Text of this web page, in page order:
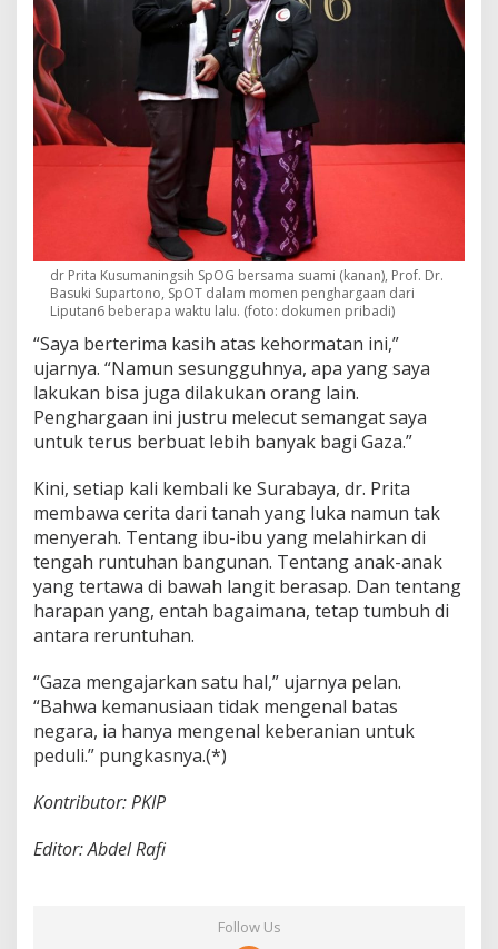
dr Prita Kusumaningsih SpOG bersama suami (kanan), Prof. Dr.
Basuki Supartono, SpOT dalam momen penghargaan dari
Liputan6 beberapa waktu lalu. (foto: dokumen pribadi)
“Saya berterima kasih atas kehormatan ini,”
ujarnya. “Namun sesungguhnya, apa yang saya
lakukan bisa juga dilakukan orang lain.
Penghargaan ini justru melecut semangat saya
untuk terus berbuat lebih banyak bagi Gaza.”
Kini, setiap kali kembali ke Surabaya, dr. Prita
membawa cerita dari tanah yang luka namun tak
menyerah. Tentang ibu-ibu yang melahirkan di
tengah runtuhan bangunan. Tentang anak-anak
yang tertawa di bawah langit berasap. Dan tentang
harapan yang, entah bagaimana, tetap tumbuh di
antara reruntuhan.
“Gaza mengajarkan satu hal,” ujarnya pelan.
“Bahwa kemanusiaan tidak mengenal batas
negara, ia hanya mengenal keberanian untuk
peduli.” pungkasnya.(*)
Kontributor: PKIP
Editor: Abdel Rafi
Follow Us